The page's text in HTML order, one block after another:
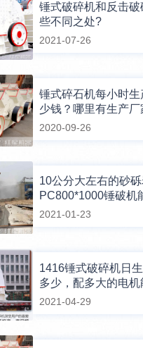
锤式破碎机和反击
些不同之处?
2021-07-26
锤式碎石机每小时生
少钱？哪里有生产厂
2020-09-26
10公分大左右的砂
PC800*1000锤破机
吗？
2021-01-23
1416锤式破碎机日
多少，配多大的电机
碎生产需要？
2021-04-29